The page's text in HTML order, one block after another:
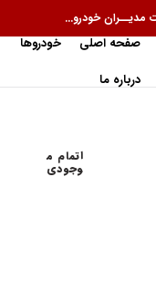
مدیــران خودرو...
صفحه اصلی
خودروها
درباره ما
اتمام م
وجودی